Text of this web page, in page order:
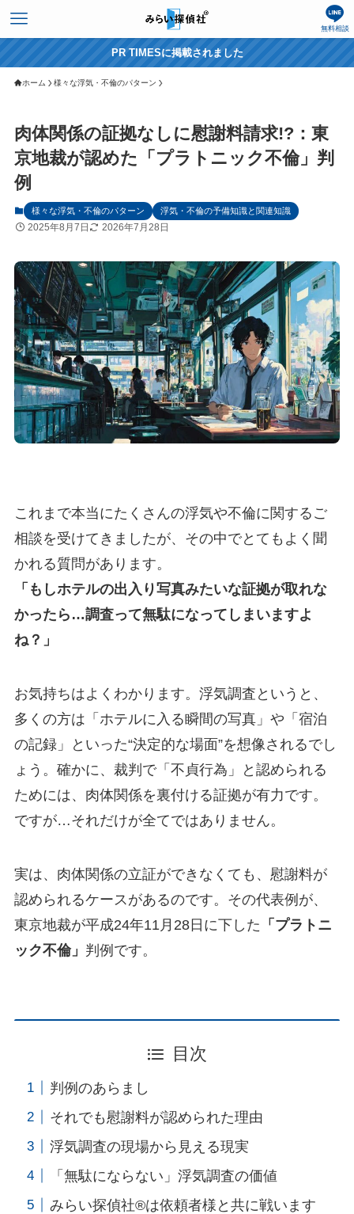
無料相談
PR TIMESに掲載されました
ホーム 様々な浮気・不倫のパターン
肉体関係の証拠なしに慰謝料請求!?：東
京地裁が認めた「プラトニック不倫」判
例
様々な浮気・不倫のパターン 浮気・不倫の予備知識と関連知識
2025年8月7日 2026年7月28日
これまで本当にたくさんの浮気や不倫に関するご
相談を受けてきましたが、その中でとてもよく聞
かれる質問があります。
「もしホテルの出入り写真みたいな証拠が取れな
かったら…調査って無駄になってしまいますよ
ね？」
お気持ちはよくわかります。浮気調査というと、
多くの方は「ホテルに入る瞬間の写真」や「宿泊
の記録」といった“決定的な場面”を想像されるでし
ょう。確かに、裁判で「不貞行為」と認められる
ためには、肉体関係を裏付ける証拠が有力です。
ですが…それだけが全てではありません。
実は、肉体関係の立証ができなくても、慰謝料が
認められるケースがあるのです。その代表例が、
東京地裁が平成24年11月28日に下した 「プラトニ
ック不倫」 判例です。
目次
判例のあらまし
それでも慰謝料が認められた理由
浮気調査の現場から見える現実
「無駄にならない」浮気調査の価値
みらい探偵社®︎は依頼者様と共に戦います